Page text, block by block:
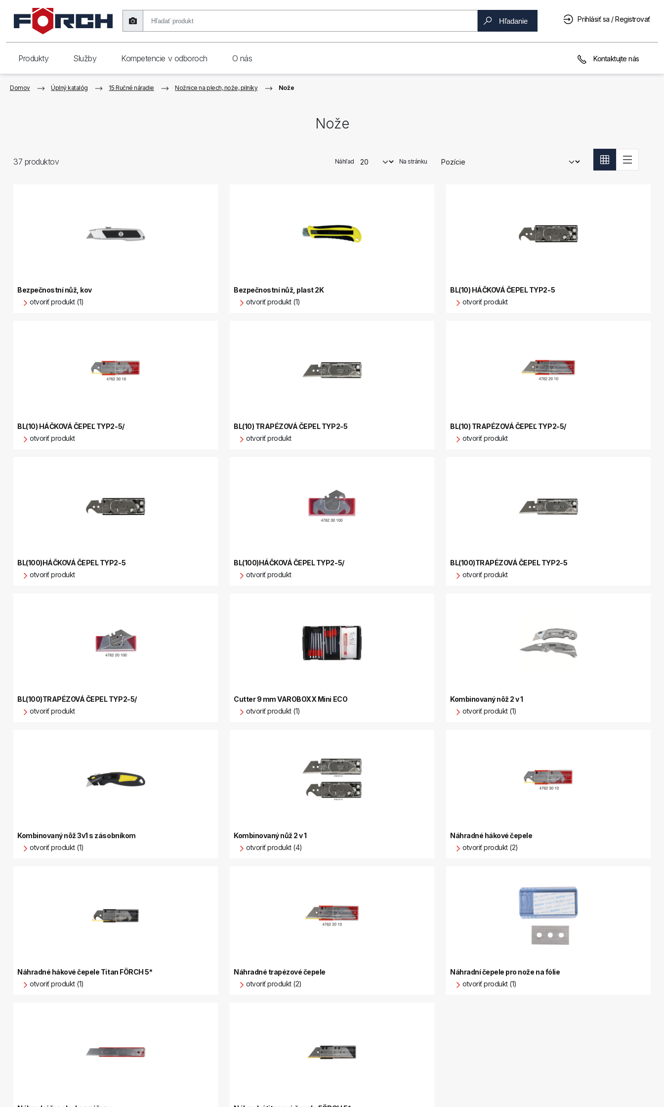
Hľadanie Prihlásiť sa / Registrovať
Produkty Služby Kompetencie v odboroch O nás Kontaktujte nás
Domov Úplný katalóg 15 Ručné náradie Nožnice na plech, nože, pilníky Nože
Nože
37 produktov Náhľad Na stránku
Bezpečnostní nůž, kov
otvoriť produkt (1)
Bezpečnostní nůž, plast 2K
otvoriť produkt (1)
BL(10) HÁČKOVÁ ČEPEL TYP2-5
otvoriť produkt
BL(10) HÁČKOVÁ ČEPEĽ TYP2-5/
otvoriť produkt
BL(10) TRAPÉZOVÁ ČEPEL TYP2-5
otvoriť produkt
BL(10) TRAPÉZOVÁ ČEPEĽ TYP2-5/
otvoriť produkt
BL(100)HÁČKOVÁ ČEPEL TYP2-5
otvoriť produkt
BL(100)HÁČKOVÁ ČEPEL TYP2-5/
otvoriť produkt
BL(100)TRAPÉZOVÁ ČEPEL TYP2-5
otvoriť produkt
BL(100)TRAPÉZOVÁ ČEPEL TYP2-5/
otvoriť produkt
Cutter 9 mm VAROBOXX Mini ECO
otvoriť produkt (1)
Kombinovaný nôž 2 v 1
otvoriť produkt (1)
Kombinovaný nôž 3v1 s zásobníkom
otvoriť produkt (1)
Kombinovaný nůž 2 v 1
otvoriť produkt (4)
Náhradné hákové čepele
otvoriť produkt (2)
Náhradné hákové čepele Titan FÖRCH 5*
otvoriť produkt (1)
Náhradné trapézové čepele
otvoriť produkt (2)
Náhradní čepele pro nože na fólie
otvoriť produkt (1)